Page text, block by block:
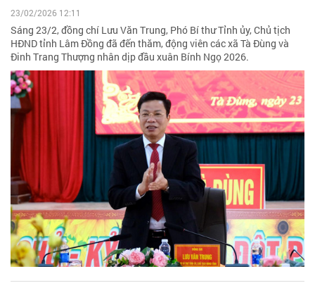
23/02/2026 12:11
Sáng 23/2, đồng chí Lưu Văn Trung, Phó Bí thư Tỉnh ủy, Chủ tịch
HĐND tỉnh Lâm Đồng đã đến thăm, động viên các xã Tà Đùng và
Đinh Trang Thượng nhân dịp đầu xuân Bính Ngọ 2026.